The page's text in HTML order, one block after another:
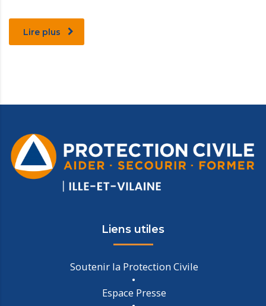
Lire plus
Liens utiles
Soutenir la Protection Civile
Espace Presse